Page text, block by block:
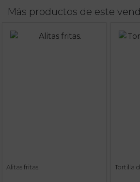
Más productos de este
Alitas fritas. Tortilla